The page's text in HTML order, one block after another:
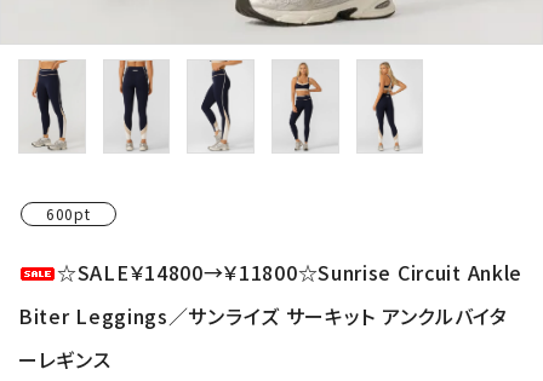
600pt
☆SALE￥14800→￥11800☆Sunrise Circuit Ankle
Biter Leggings／サンライズ サーキット アンクルバイタ
ーレギンス